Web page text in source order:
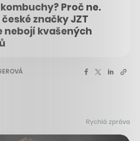
Proč ne.
značky JZT
nebojí kvašených
Rychlá zpráva